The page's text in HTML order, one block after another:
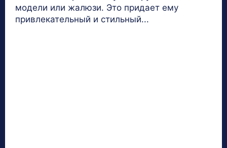
модели или жалюзи. Это придает ему
привлекательный и стильный...